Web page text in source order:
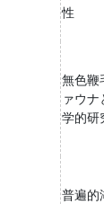
無色鞭
ァウ
学的研
普遍的